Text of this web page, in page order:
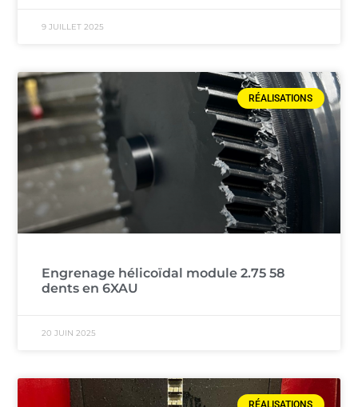
9 JUILLET 2025
RÉALISATIONS
Engrenage hélicoïdal module 2.75 58
dents en 6XAU
20 JUIN 2025
RÉALISATIONS